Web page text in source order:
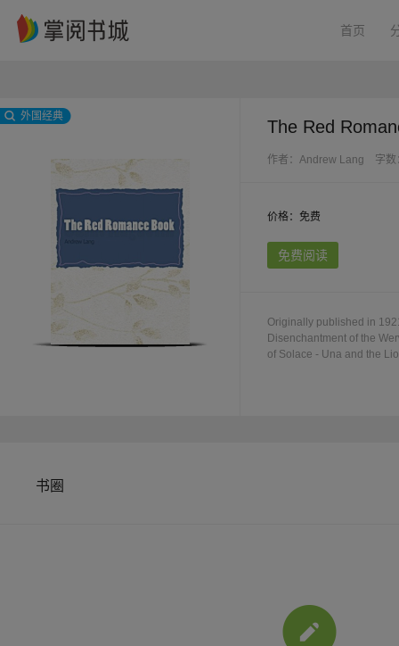
首页
外国经典
The Red
作者：Andrew Lang 字
价格：免费
免费阅读
Originally published in
Disenchantment of the
of Solace - Una and the
书圈